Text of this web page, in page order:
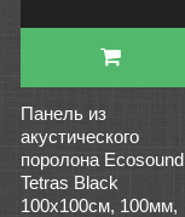
Панель из
акустического
поролона Ecosound
Tetras Black
100x100см, 100мм,